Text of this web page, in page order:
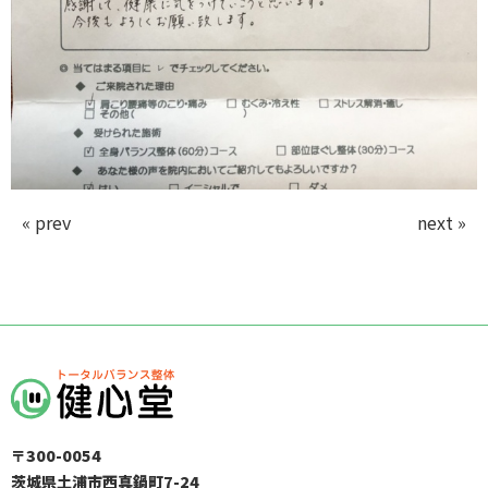
« prev next »
〒300-0054
茨城県土浦市西真鍋町7-24